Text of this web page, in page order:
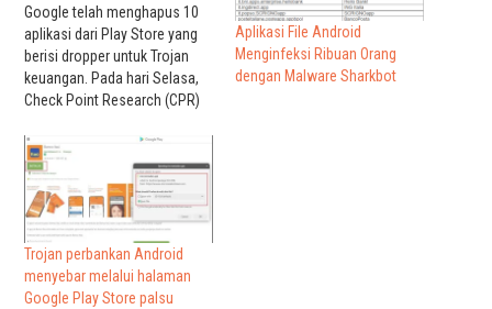
Google telah menghapus 10
aplikasi dari Play Store yang
berisi dropper untuk Trojan
keuangan. Pada hari Selasa,
Check Point Research (CPR)
posting blog bahwa aplikasi
Android tampaknya telah
dikirimkan oleh pelaku
ancaman yang sama yang
membuat akun pengembang
baru untuk setiap aplikasi.
Dropper dimuat ke dalam
perangkat…
Aplikasi File Android
Menginfeksi Ribuan Orang
dengan Malware Sharkbot
Trojan perbankan Android
menyebar melalui halaman
Google Play Store palsu